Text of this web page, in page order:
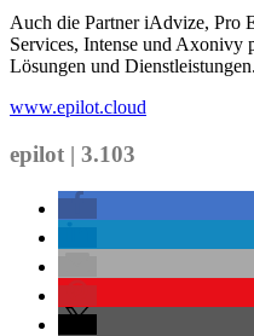
Auch die Partner iAdvize, Pro
Services, Intense und Axonivy
Lösungen und
www.epilot.cloud
epilot | 3.103